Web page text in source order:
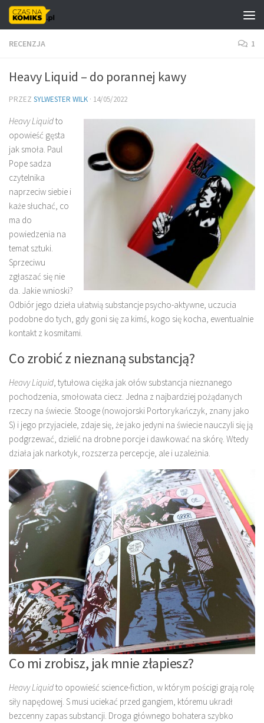
Skip to content
RECENZJA 1
Heavy Liquid – do porannej kawy
PRZEZ SYLWESTER WILK · 14/05/2022
Heavy Liquidto
opowieść gęsta
jak smoła. Paul
Pope sadza
czytelnika
naprzeciw siebie i
każe słuchać, co
ma do
powiedzenia na
temat sztuki.
Sprzeciwu
zgłaszać się nie
da. Jakie wnioski?
Odbiór jego dzieła ułatwią substancje psycho-aktywne, uczucia
podobne do tych, gdy goni się za kimś, kogo się kocha, ewentualnie
kontakt z kosmitami.
Co zrobić z nieznaną substancją?
Heavy Liquid, tytułowa ciężka jak ołów substancja nieznanego
pochodzenia, smołowata ciecz. Jedna z najbardziej pożądanych
rzeczy na świecie. Stooge (nowojorski Portorykańczyk, znany jako
S) i jego przyjaciele, zdaje się, że jako jedyni na świecie nauczyli się ją
podgrzewać, dzielić na drobne porcje i dawkować na skórę. Wtedy
działa jak narkotyk, rozszerza percepcje, ale i uzależnia.
Co mi zrobisz, jak mnie złapiesz?
Heavy Liquidto opowieść science-fiction, w którym pościgi grają rolę
siły napędowej. S musi uciekać przed gangiem, któremu ukradł
bezcenny zapas substancji. Droga głównego bohatera szybko